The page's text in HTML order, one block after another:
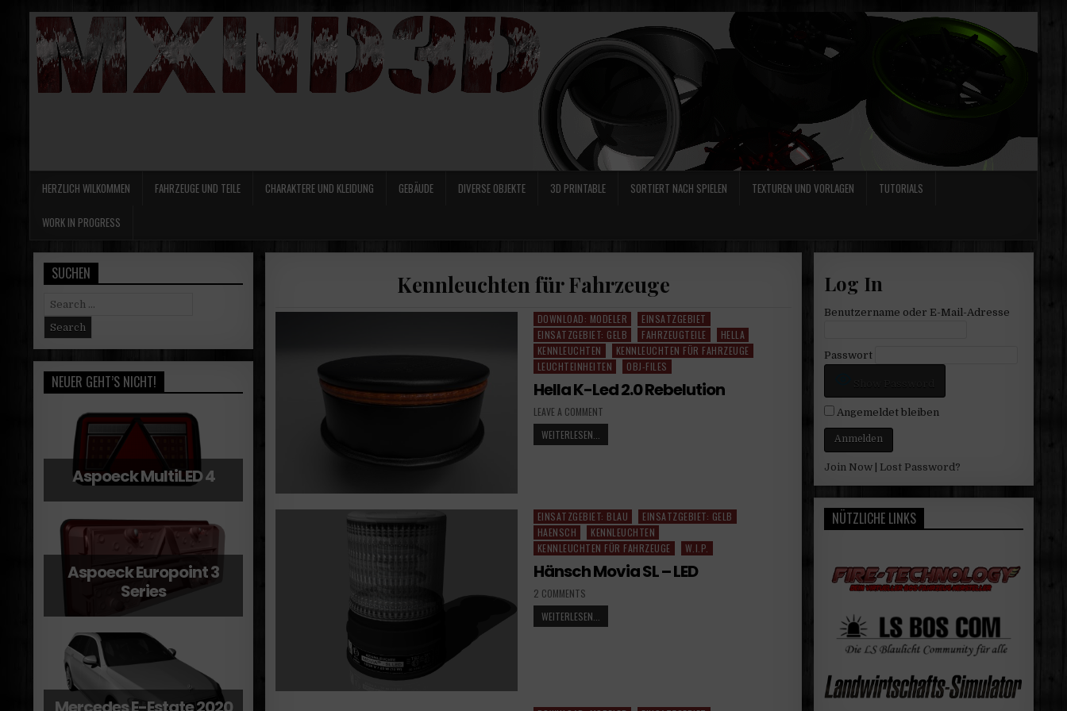
HERZLICH WILKOMMEN FAHRZEUGE UND TEILE CHARAKTERE UND KLEIDUNG GEBÄUDE DIVERSE OBJEKTE 3D PRINTABLE SORTIERT NACH SPIELEN TEXTUREN UND VORLAGEN TUTORIALS
WORK IN PROGRESS
Kennleuchten für Fahrzeuge
Posted
in
DOWNLOAD: MODELER
EINSATZGEBIET
EINSATZGEBIET: GELB
FAHRZEUGTEILE
HELLA
KENNLEUCHTEN
KENNLEUCHTEN FÜR FAHRZEUGE
LEUCHTEINHEITEN
OBJ-FILES
Hella K-Led 2.0 Rebelution
LEAVE A COMMENT
WEITERLESEN...
Posted
in
EINSATZGEBIET: BLAU
EINSATZGEBIET: GELB
HAENSCH
KENNLEUCHTEN
KENNLEUCHTEN FÜR FAHRZEUGE
W.I.P.
Hänsch Movia SL – LED
2 COMMENTS
WEITERLESEN...
SUCHEN
Search
for:
NEUER GEHT’S NICHT!
Aspoeck MultiLED 4
Aspoeck Europoint 3
Series
Log In
Benutzername oder E-Mail-Adresse
Passwort
Show Password
Angemeldet bleiben
Join Now| Lost Password?
NÜTZLICHE LINKS